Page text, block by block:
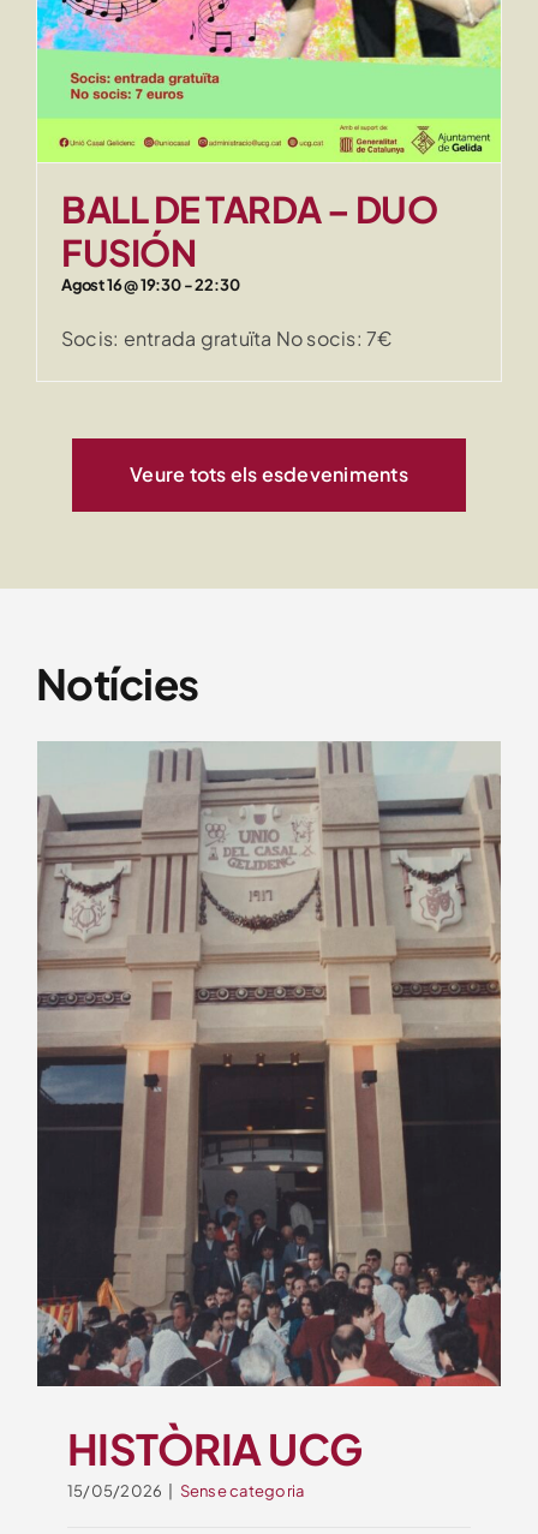
BALL DE TARDA – DUO
FUSIÓN
Agost 16 @ 19:30-22:30
Socis: entrada gratuïta No socis: 7€
Veure tots els esdeveniments
Notícies
HISTÒRIA UCG
15/05/2026 Sense categoria